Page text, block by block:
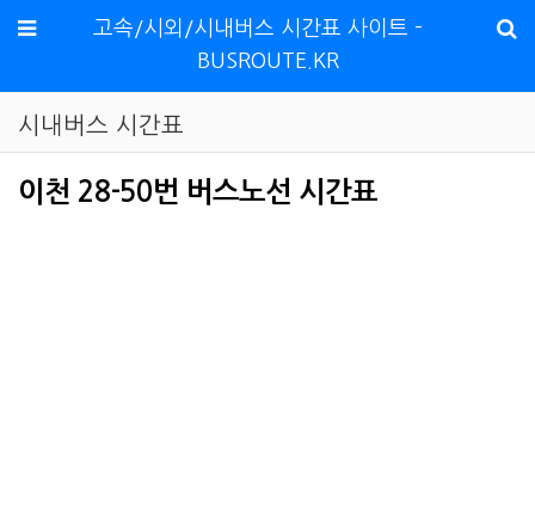
메뉴
고속/시외/시내버스 시간표 사이트 -
BUSROUTE.KR
시내버스 시간표
이천 28-50번 버스노선 시간표